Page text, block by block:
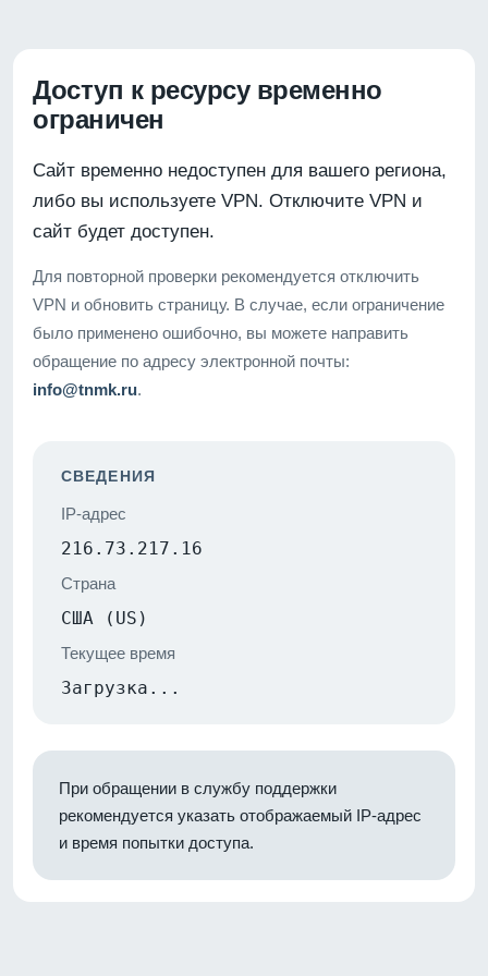
Доступ к ресурсу временно
ограничен
Сайт временно недоступен для вашего региона,
либо вы используете VPN. Отключите VPN и
сайт будет доступен.
Для повторной проверки рекомендуется отключить
VPN и обновить страницу. В случае, если ограничение
было применено ошибочно, вы можете направить
обращение по адресу электронной почты:
info@tnmk.ru.
СВЕДЕНИЯ
IP-адрес
216.73.217.16
Страна
США (US)
Текущее время
Загрузка...
При обращении в службу поддержки
рекомендуется указать отображаемый IP-адрес
и время попытки доступа.